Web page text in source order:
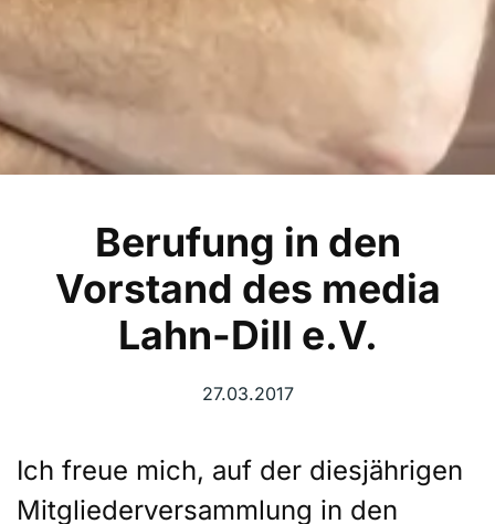
Berufung in den
Vorstand des media
Lahn-Dill e.V.
27.03.2017
Ich freue mich, auf der diesjährigen
Mitgliederversammlung in den